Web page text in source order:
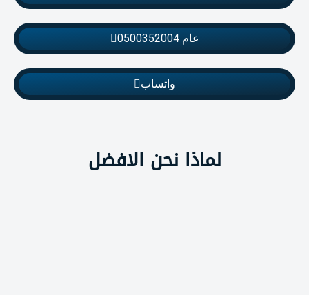
عام 0500352004
واتساب
لماذا نحن الافضل